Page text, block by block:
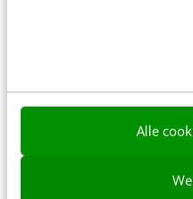
Alle
boodschap, maar
mensen iets aan